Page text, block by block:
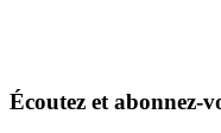
Écoutez et abonnez-